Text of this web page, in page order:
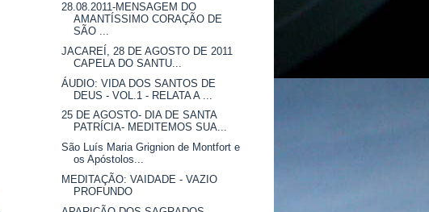
28.08.2011-MENSAGEM DO
AMANTÍSSIMO CORAÇÃO DE
SÃO ...
JACAREÍ, 28 DE AGOSTO DE 2011
CAPELA DO SANTU...
ÁUDIO: VIDA DOS SANTOS DE
DEUS - VOL.1 - RELATA A ...
25 DE AGOSTO- DIA DE SANTA
PATRÍCIA- MEDITEMOS SUA...
São Luís Maria Grignion de Montfort e
os Apóstolos...
MEDITAÇÃO: VAIDADE - VAZIO
PROFUNDO